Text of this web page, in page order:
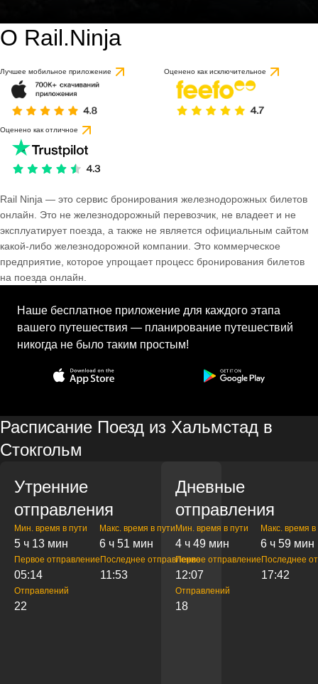
О Rail.Ninja
Лучшее мобильное приложение Оценено как исключительное
Оценено как отличное
Rail Ninja — это сервис бронирования железнодорожных билетов
онлайн. Это не железнодорожный перевозчик, не владеет и не
эксплуатирует поезда, а также не является официальным сайтом
какой-либо железнодорожной компании. Это коммерческое
предприятие, которое упрощает процесс бронирования билетов
на поезда онлайн.
Наше бесплатное приложение для каждого этапа
вашего путешествия — планирование путешествий
никогда не было таким простым!
Расписание Поезд из Хальмстад в
Стокгольм
Утренние
отправления
Мин. время в пути
5 ч 13 мин
Макс. время в пути
6 ч 51 мин
Первое отправление
05:14
Последнее отправление
11:53
Отправлений
22
Дневные
отправления
Мин. время в пути
4 ч 49 мин
Макс. время в
6 ч 59 мин
Первое отправление
12:07
Последнее
17:42
Отправлений
18